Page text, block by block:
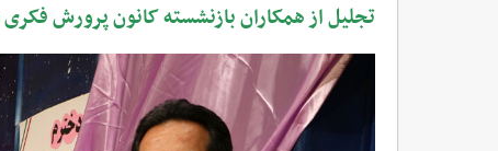
تجلیل از همکاران بازنشسته کانون پرورش